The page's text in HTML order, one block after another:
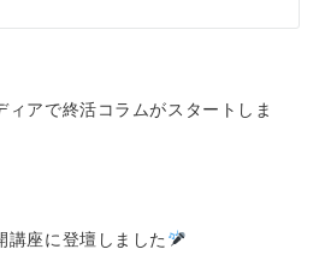
アで終活コラムがスタートしま
講座に登壇しました